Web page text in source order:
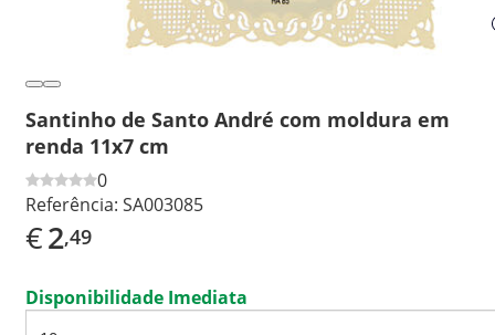
Santinho de Santo André com moldura em
renda 11x7 cm
0
Referência: SA003085
€2,49
Disponibilidade Imediata